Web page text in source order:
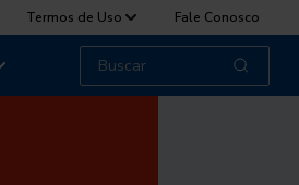
Termos de Uso Fale Conosco